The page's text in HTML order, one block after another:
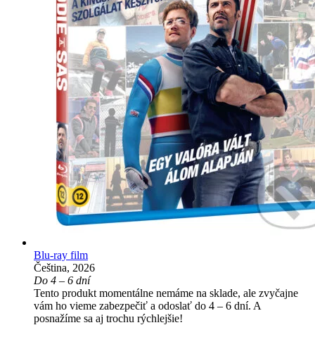
Blu-ray film
Čeština, 2026
Do 4 – 6 dní
Tento produkt momentálne nemáme na sklade, ale zvyčajne
vám ho vieme zabezpečiť a odoslať do 4 – 6 dní. A
posnažíme sa aj trochu rýchlejšie!